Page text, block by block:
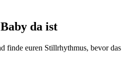
da ist
finde euren Stillrhythmus, bevor das